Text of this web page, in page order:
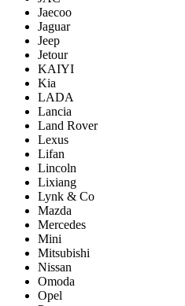
Jaecoo
Jaguar
Jeep
Jetour
KAIYI
Kia
LADA
Lancia
Land Rover
Lexus
Lifan
Lincoln
Lixiang
Lynk & Co
Mazda
Mercedes
Mini
Mitsubishi
Nissan
Omoda
Opel